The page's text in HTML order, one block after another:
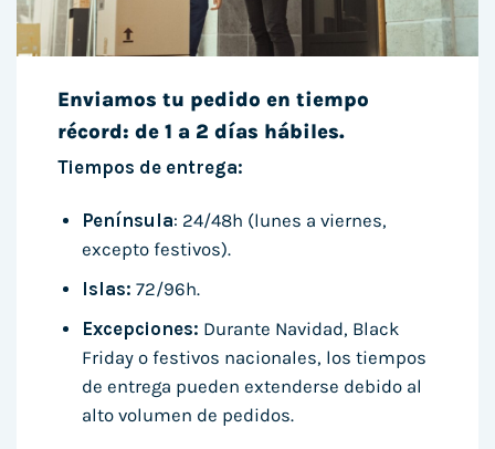
Enviamos tu pedido en tiempo
récord: de 1 a 2 días hábiles.
Tiempos de entrega:
Península: 24/48h (lunes a viernes,
excepto festivos).
Islas: 72/96h.
Excepciones: Durante Navidad, Black
Friday o festivos nacionales, los tiempos
de entrega pueden extenderse debido al
alto volumen de pedidos.